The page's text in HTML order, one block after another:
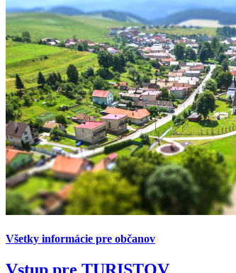
Všetky informácie pre občanov